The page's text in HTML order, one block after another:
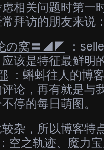
相关问题时第一
拜访的朋友来说
の窝〓◢◤ ：
该是特征最鲜明
：蝌蚪往人的博
论，再有就是与
停的每日萌图。
杂，所以博客特
空之轨迹、魔力